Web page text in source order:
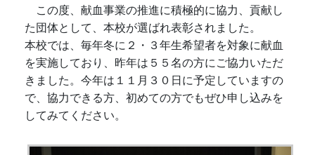
この度、献血事業の推進に積極的に協力、貢献し
た団体として、本校が選ばれ表彰されました。
本校では、毎年冬に２・３年生希望者を対象に献血
を実施しており、昨年は５５名の方にご協力いただ
きました。今年は１１月３０日に予定していますの
で、協力できる方、初めての方でもぜひ申し込みを
してみてください。